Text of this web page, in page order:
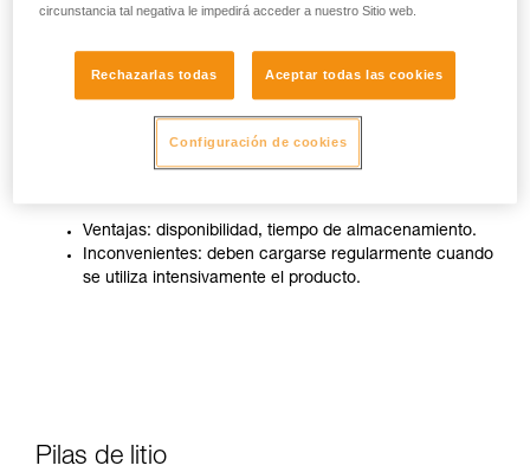
Pilas alcalinas
Las pilas alcalinas, hoy en día las más comunes y fáciles de
encontrar en todas partes, tienen un rendimiento
sensiblemente mejor que las pilas salinas. Además, se
adaptan bien a la mayoría de equipos eléctricos autónomos
Ventajas: disponibilidad, tiempo de almacenamiento.
Inconvenientes: deben cargarse regularmente cuando
se utiliza intensivamente el producto.
Pilas de litio
circunstancia tal negativa le impedirá acceder a nuestro Sitio web.
Rechazarlas todas Aceptar todas las cookies
Configuración de cookies